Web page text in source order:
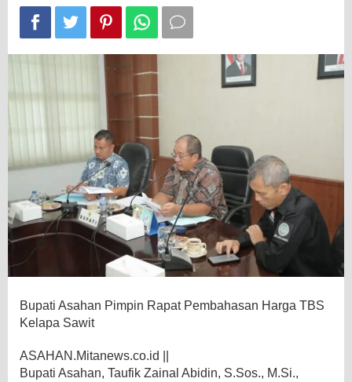
Sawit
Bupati Asahan Pimpin Rapat Pembahasan Harga TBS
Kelapa Sawit
ASAHAN.Mitanews.co.id ||
Bupati Asahan, Taufik Zainal Abidin, S.Sos., M.Si.,